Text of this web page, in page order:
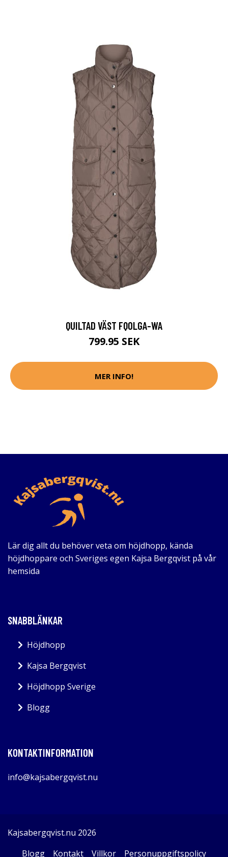
QUILTAD VÄST FQOLGA-WA
799.95 SEK
MER INFO!
Lär dig allt du behöver veta om höjdhopp, kända
höjdhoppare och Sveriges egen Kajsa Bergqvist på vår
hemsida
SNABBLÄNKAR
Höjdhopp
Kajsa Bergqvist
Höjdhopp Sverige
Blogg
KONTAKTINFORMATION
info@kajsabergqvist.nu
Kajsabergqvist.nu 2026
Blogg
Kontakt Villkor Personuppgiftspolicy